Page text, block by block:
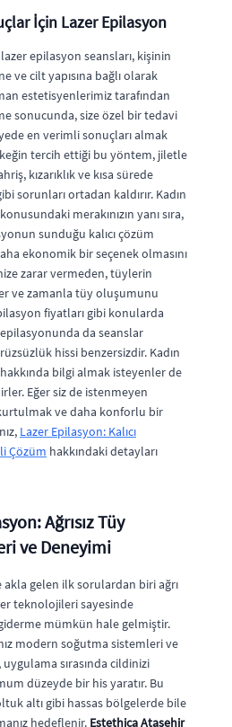
İçin Lazer Epilasyon
epilasyon seansları, kişinin
ve cilt yapısına bağlı olarak
estetisyenlerimiz tarafından
sonucunda, size özel bir tedavi
en verimli sonuçları almak
tercih ettiği bu yöntem, jiletle
kızarıklık ve kısa sürede
sorunları ortadan kaldırır. Kadın
merakınızın yanı sıra,
sunduğu kalıcı çözüm
ekonomik bir seçenek olmasını
zarar vermeden, tüylerin
ve zamanla tüy oluşumunu
fiyatları gibi konularda
da seanslar
hissi benzersizdir. Kadın
bilgi almak isteyenler de
Eğer siz de istenmeyen
ve daha konforlu bir
Lazer Epilasyon: Kalıcı
Çözüm hakkındaki detayları
Ağrısız Tüy
ve Deneyimi
akla gelen ilk sorulardan biri ağrı
teknolojileri sayesinde
mümkün hale gelmiştir.
modern soğutma sistemleri ve
sırasında cildinizi
düzeyde bir his yaratır. Bu
altı gibi hassas bölgelerde bile
hedeflenir. Estethica Ataşehir